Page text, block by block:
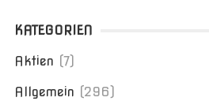
KATEGORIEN
Aktien (7)
Allgemein (296)